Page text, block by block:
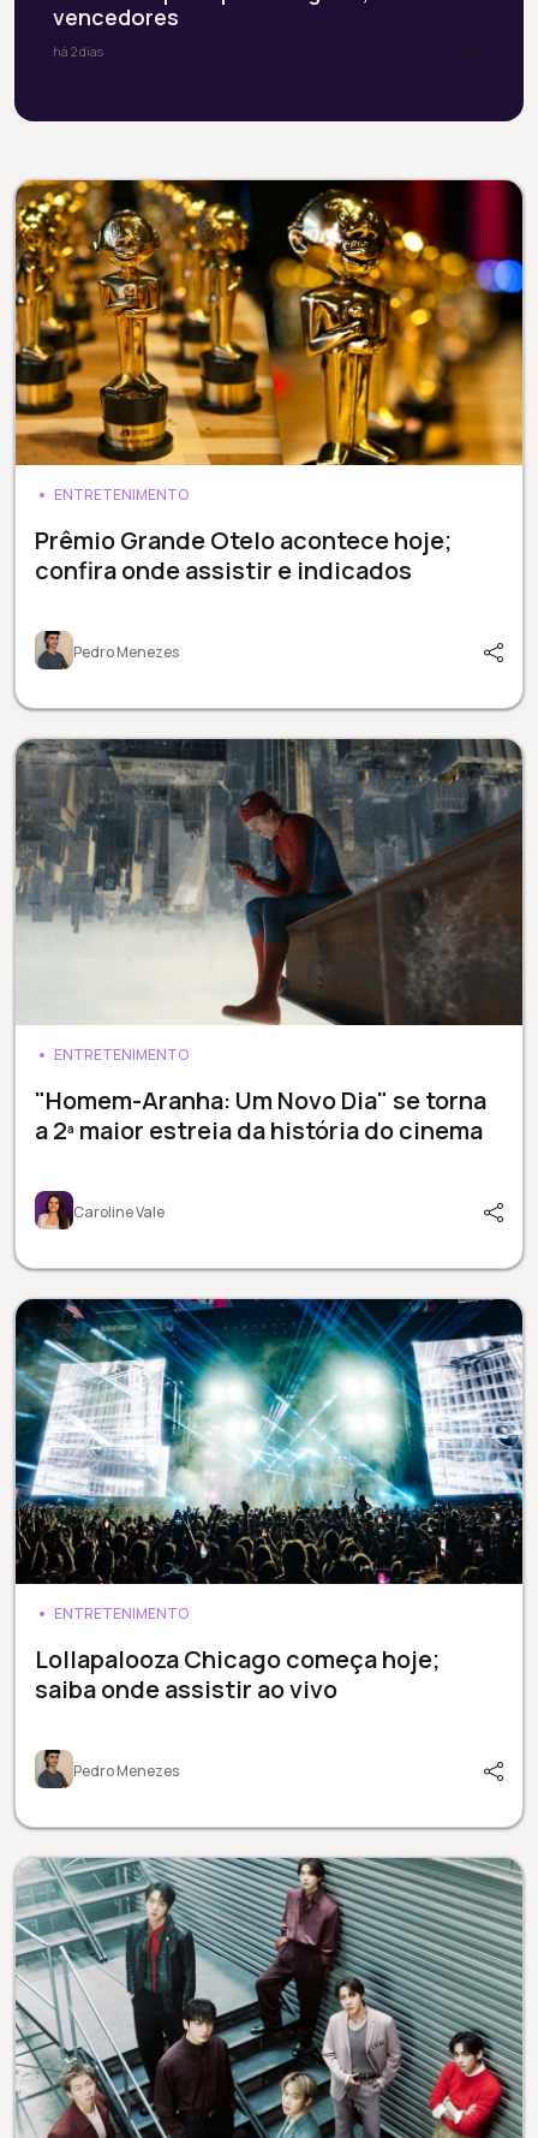
vencedores
há 2 dias
ENTRETENIMENTO
Prêmio Grande Otelo acontece hoje;
confira onde assistir e indicados
Pedro Menezes
ENTRETENIMENTO
"Homem-Aranha: Um Novo Dia" se torna
a 2ª maior estreia da história do cinema
Caroline Vale
ENTRETENIMENTO
Lollapalooza Chicago começa hoje;
saiba onde assistir ao vivo
Pedro Menezes